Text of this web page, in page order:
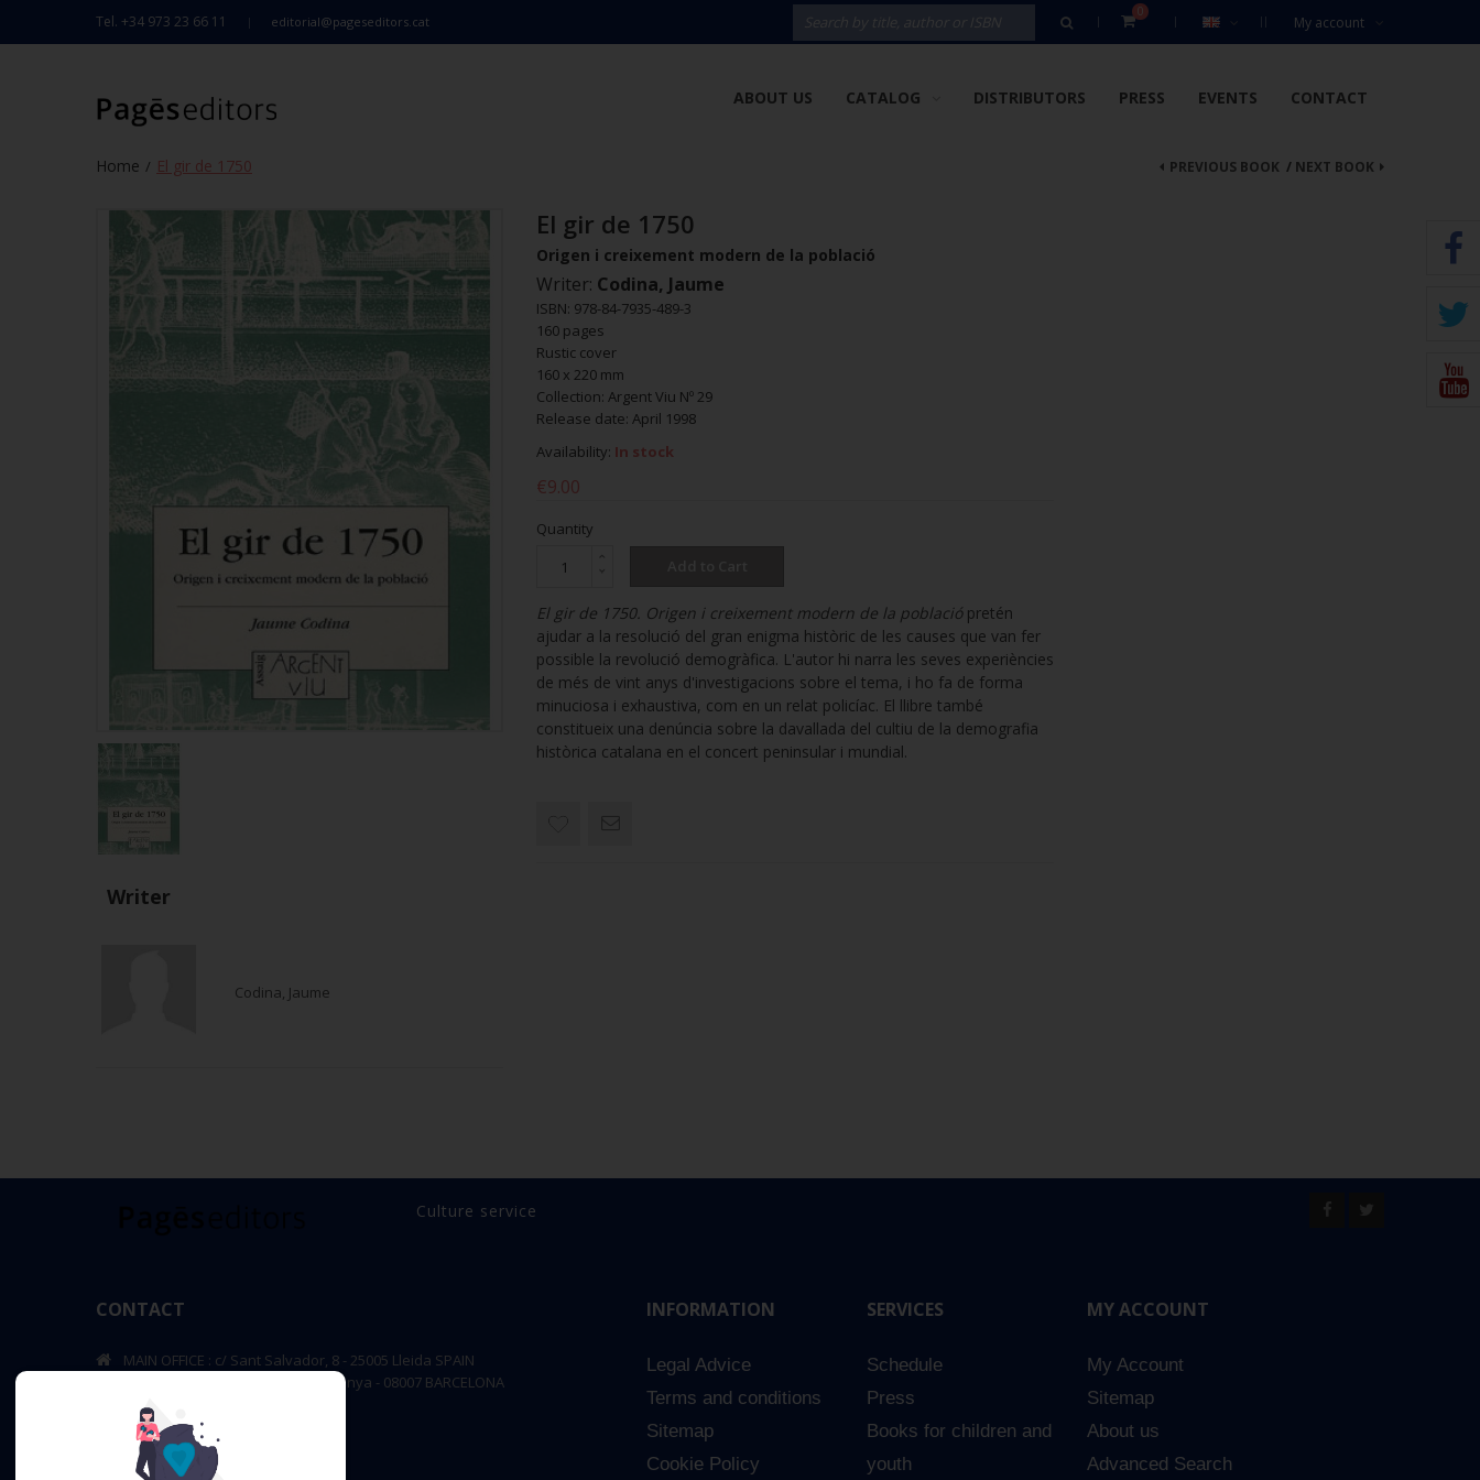
Tel. +34 973 23 66 11 editorial@pageseditors.cat My account
0
ABOUT US CATALOG DISTRIBUTORS PRESS EVENTS CONTACT
Home / El gir de 1750 NEXT BOOK
PREVIOUS BOOK /
Writer
Codina, Jaume
El gir de 1750
Origen i creixement modern de la població
Writer: Codina, Jaume
ISBN: 978-84-7935-489-3
160 pages
Rustic cover
160 x 220 mm
Collection: Argent Viu Nº 29
Release date: April 1998
Availability: In stock
€9.00
Quantity
El gir de 1750. Origen i creixement modern de la poblaciópretén
ajudar a la resolució del gran enigma històric de les causes que van fer
possible la revolució demogràfica. L'autor hi narra les seves experiències
de més de vint anys d'investigacions sobre el tema, i ho fa de forma
minuciosa i exhaustiva, com en un relat policíac. El llibre també
constitueix una denúncia sobre la davallada del cultiu de la demografia
històrica catalana en el concert peninsular i mundial.
Culture service
CONTACT
MAIN OFFICE : c/ Sant Salvador, 8 - 25005 Lleida SPAIN
BARCELONA OFFICE: Rambla de Catalunya - 08007 BARCELONA
editorial@pageseditors.cat
Telephone: +34 973 23 66 11
INFORMATION
Legal Advice
Terms and conditions
Sitemap
Cookie Policy
SERVICES
Schedule
Press
Books for children and
youth
MY ACCOUNT
My Account
Sitemap
About us
Advanced Search